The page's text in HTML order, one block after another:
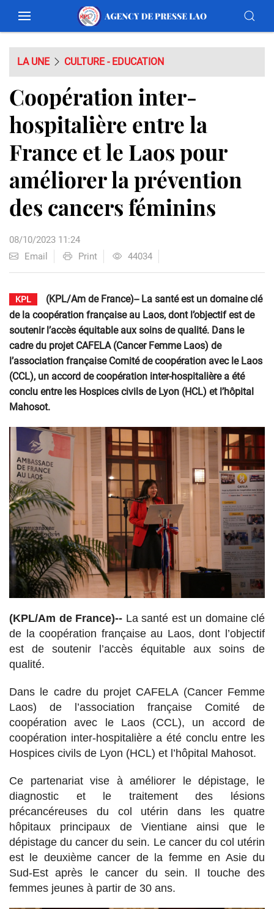
LA UNE CULTURE - EDUCATION
Coopération inter-
hospitalière entre la
France et le Laos pour
améliorer la prévention
des cancers féminins
08/10/2023 11:24
Email
Print 44034
KPL
(KPL/Am de France)-- La santé est un domaine clé
de la coopération française au Laos, dont l’objectif est de
soutenir l’accès équitable aux soins de qualité. Dans le
cadre du projet CAFELA (Cancer Femme Laos) de
l’association française Comité de coopération avec le Laos
(CCL), un accord de coopération inter-hospitalière a été
conclu entre les Hospices civils de Lyon (HCL) et l’hôpital
Mahosot.
(KPL/Am de France)-- La santé est un domaine clé
de la coopération française au Laos, dont l’objectif
est de soutenir l’accès équitable aux soins de
qualité.
Dans le cadre du projet CAFELA (Cancer Femme
Laos) de l’association française Comité de
coopération avec le Laos (CCL), un accord de
coopération inter-hospitalière a été conclu entre les
Hospices civils de Lyon (HCL) et l’hôpital Mahosot.
Ce partenariat vise à améliorer le dépistage, le
diagnostic et le traitement des lésions
précancéreuses du col utérin dans les quatre
hôpitaux principaux de Vientiane ainsi que le
dépistage du cancer du sein. Le cancer du col utérin
est le deuxième cancer de la femme en Asie du
Sud-Est après le cancer du sein. Il touche des
femmes jeunes à partir de 30 ans.